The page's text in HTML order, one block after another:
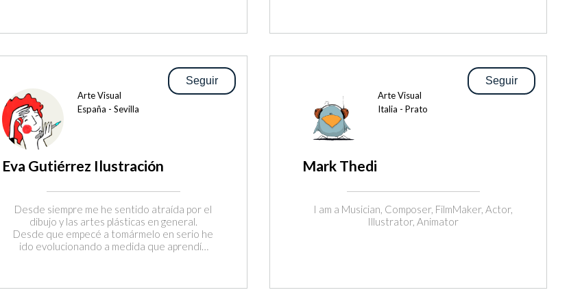
Seguir
Arte Visual
España - Sevilla
Eva Gutiérrez Ilustración
Desde siempre me he sentido atraída por el
dibujo y las artes plásticas en general.
Desde que empecé a tomármelo en serio he
ido evolucionando a medida que aprendía
Seguir
Arte Visual
Italia - Prato
Mark Thedi
I am a Musician, Composer, FilmMaker, Actor,
Illustrator, Animator